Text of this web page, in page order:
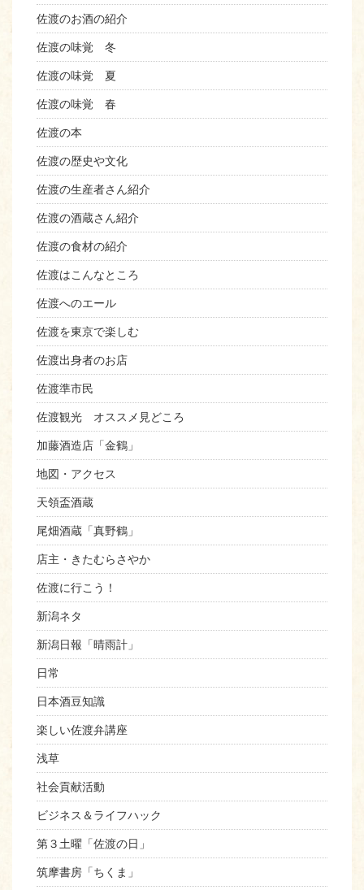
佐渡のお酒の紹介
佐渡の味覚 冬
佐渡の味覚 夏
佐渡の味覚 春
佐渡の本
佐渡の歴史や文化
佐渡の生産者さん紹介
佐渡の酒蔵さん紹介
佐渡の食材の紹介
佐渡はこんなところ
佐渡へのエール
佐渡を東京で楽しむ
佐渡出身者のお店
佐渡準市民
佐渡観光 オススメ見どころ
加藤酒造店「金鶴」
地図・アクセス
天領盃酒蔵
尾畑酒蔵「真野鶴」
店主・きたむらさやか
佐渡に行こう！
新潟ネタ
新潟日報「晴雨計」
日常
日本酒豆知識
楽しい佐渡弁講座
浅草
社会貢献活動
ビジネス＆ライフハック
第３土曜「佐渡の日」
筑摩書房「ちくま」